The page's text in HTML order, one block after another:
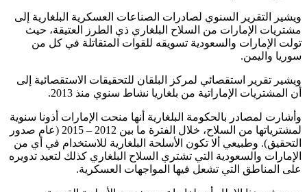
ويشير التقرير السنوي لصادرات الصناعات العسكرية البلغارية إلى
مشتريات الإمارات من السلاح البلغاري ذي الطرز العتيقة، حيث
تولت الإمارات والسعودية تسويقه للقوات المتقاتلة في كل من
سوريا واليمن.
ويشير تقرير استقصائي لمركز البلقان للتحقيقات الاستقصائية إلى
أن المشتريات الإماراتية من بلغاريا نشاط سنوي منذ 2013.
وأشارت لمصادر بالحكومة البلغارية أنها منحت الإمارات أذونا سنوية
لمشترياتها من السلاح، خلال الفترة ما بين 2012 – 2015 (عام صدور
التحقيق). وطبيعي ألا تكون الأسلحة البلغارية للاستخدام في أي من
الإمارات والسعودية التي تشتري السلاح البلغاري كذلك لتعيد تدويره
على المناطق التي تشعل فيها المواجهات العسكرية.